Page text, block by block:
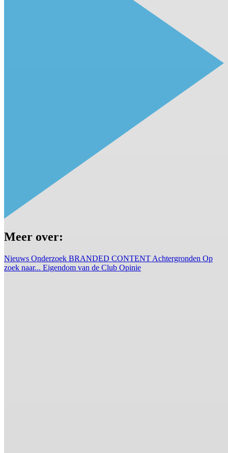
Meer over:
Nieuws Onderzoek BRANDED CONTENT Achtergronden Op
zoek naar... Eigendom van de Club Opinie